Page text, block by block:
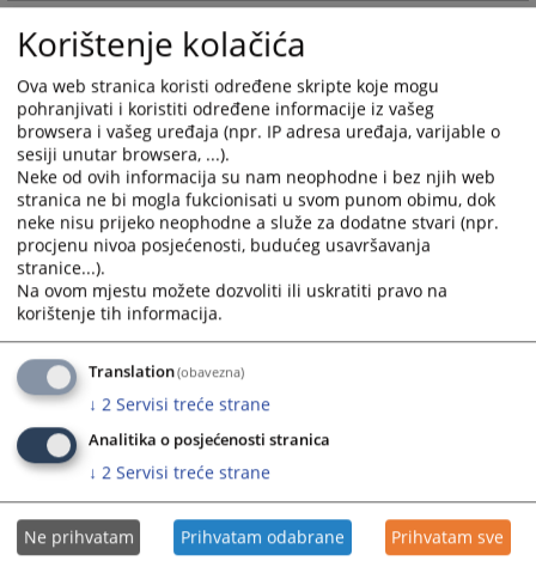
key
to
the
keyboard
shortcuts
for
changing
dates.
key
to
the
keyboard
shortcuts
for
changing
dates.
Brošura o pravima svjedoka/oštećenog u
Šta je dobro znati ako sam svjedok/oštećeni?
03.08.2020.
Brošura Transparency Internationala o
pravima građana u kontaktu sa
tužilaštvima
Tužilaštvo za građane
03.08.2020.
Komunikacija elektronskom poštom
Komunikacija sa Okružnim tužilaštvom u Doboju ostvarena
elektronskom poštom ...
Korištenje kolačića
Ova web stranica koristi određene skripte koje mogu
pohranjivati i koristiti određene informacije iz vašeg
browsera i vašeg uređaja (npr. IP adresa uređaja, varijable o
sesiji unutar browsera, ...).
Neke od ovih informacija su nam neophodne i bez njih web
stranica ne bi mogla fukcionisati u svom punom obimu, dok
neke nisu prijeko neophodne a služe za dodatne stvari (npr.
procjenu nivoa posjećenosti, budućeg usavršavanja
stranice...).
Na ovom mjestu možete dozvoliti ili uskratiti pravo na
korištenje tih informacija.
Translation(obavezna)
↓ 2 Servisi treće strane
Analitika o posjećenosti stranica
↓ 2 Servisi treće strane
Ne prihvatam Prihvatam odabrane Prihvatam sve